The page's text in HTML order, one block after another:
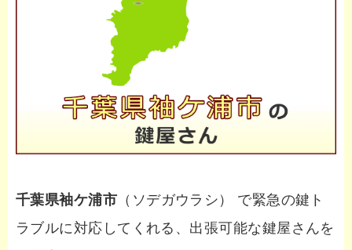
千葉県袖ケ浦市 （ソデガウラシ） で緊急の鍵ト
ラブルに対応してくれる、出張可能な鍵屋さんを